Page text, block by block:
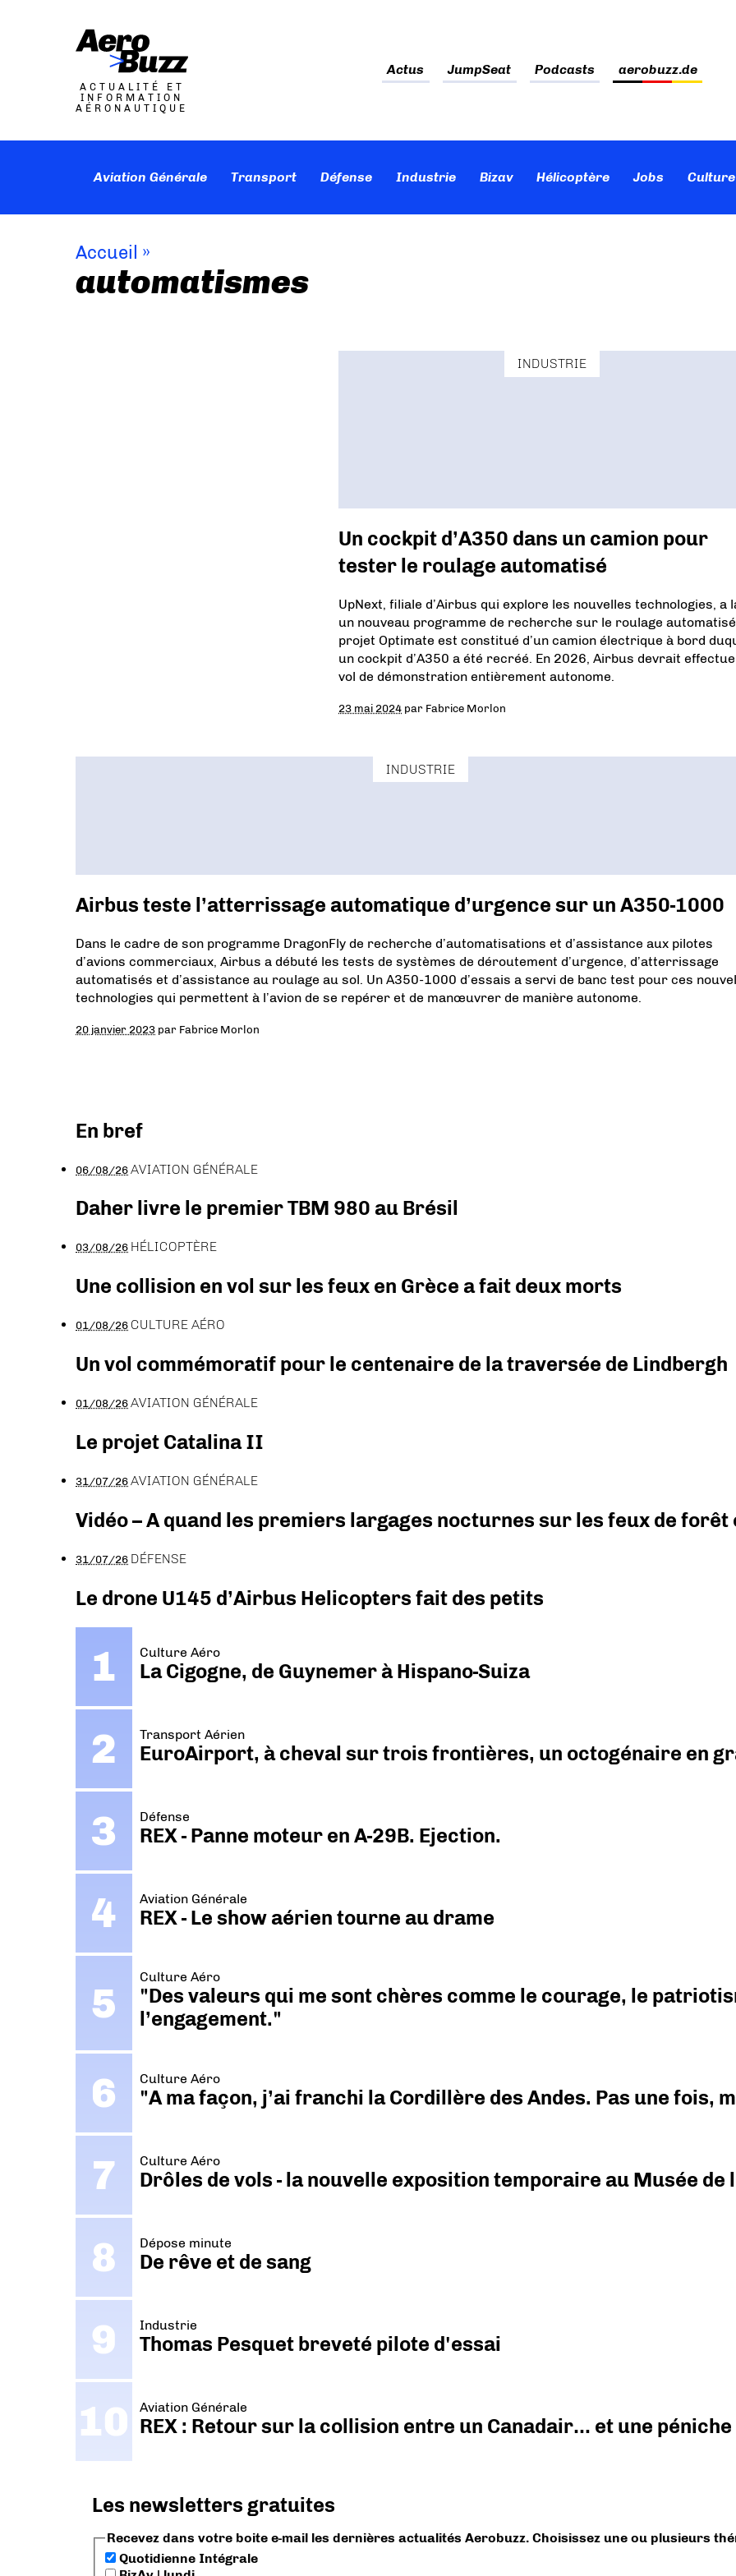
ACTUALITÉ ET
INFORMATION
AÉRONAUTIQUE
Actus JumpSeat Podcasts aerobuzz.de
Aviation Générale Transport Défense Industrie Bizav Hélicoptère Jobs
Accueil »
automatismes
INDUSTRIE
Un cockpit d’A350 dans un camion pour
tester le roulage automatisé
UpNext, filiale d’Airbus qui explore les nouvelles technologies, a
un nouveau programme de recherche sur le roulage
projet Optimate est constitué d’un camion électrique à bord
un cockpit d’A350 a été recréé. En 2026, Airbus devrait
vol de démonstration entièrement autonome.
23 mai 2024 par Fabrice Morlon
INDUSTRIE
Airbus teste l’atterrissage automatique d’urgence sur un A350-1000
Dans le cadre de son programme DragonFly de recherche d’automatisations et d’assistance aux pilotes
d’avions commerciaux, Airbus a débuté les tests de systèmes de déroutement d’urgence, d’atterrissage
automatisés et d’assistance au roulage au sol. Un A350-1000 d’essais a servi de banc test pour ces
technologies qui permettent à l’avion de se repérer et de manœuvrer de manière autonome.
20 janvier 2023 par Fabrice Morlon
En bref
06/08/26AVIATION GÉNÉRALE
Daher livre le premier TBM 980 au Brésil
03/08/26 HÉLICOPTÈRE
Une collision en vol sur les feux en Grèce a fait deux morts
01/08/26 CULTURE AÉRO
Un vol commémoratif pour le centenaire de la traversée de Lindbergh
01/08/26AVIATION GÉNÉRALE
Le projet Catalina II
31/07/26AVIATION GÉNÉRALE
Vidéo – A quand les premiers largages nocturnes sur les feux de forêt
31/07/26 DÉFENSE
Le drone U145 d’Airbus Helicopters fait des petits
Culture Aéro
La Cigogne, de Guynemer à Hispano-Suiza
Transport Aérien
EuroAirport, à cheval sur trois frontières, un octogénaire en
Défense
REX - Panne moteur en A-29B. Ejection.
Aviation Générale
REX - Le show aérien tourne au drame
Culture Aéro
"Des valeurs qui me sont chères comme le courage, le
l’engagement."
Culture Aéro
"A ma façon, j’ai franchi la Cordillère des Andes. Pas une fois,
Culture Aéro
Drôles de vols - la nouvelle exposition temporaire au Musée de
Dépose minute
De rêve et de sang
Industrie
Thomas Pesquet breveté pilote d'essai
Aviation Générale
REX : Retour sur la collision entre un Canadair… et une péniche
Les newsletters gratuites
Recevez dans votre boite e-mail les dernières actualités Aerobuzz. Choisissez une ou plusieurs
Quotidienne Intégrale